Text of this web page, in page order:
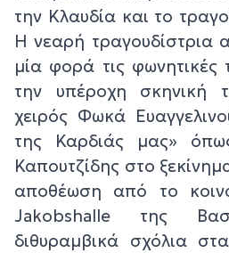
την Kλαυδία και το
Η νεαρή τραγουδίστρια
μία φορά τις φωνητικές
την υπέροχη σκηνική
χειρός Φωκά
της Καρδιάς μας»
Καπουτζίδης στο
αποθέωση από το
Jakobshalle της
διθυραμβικά σχόλια